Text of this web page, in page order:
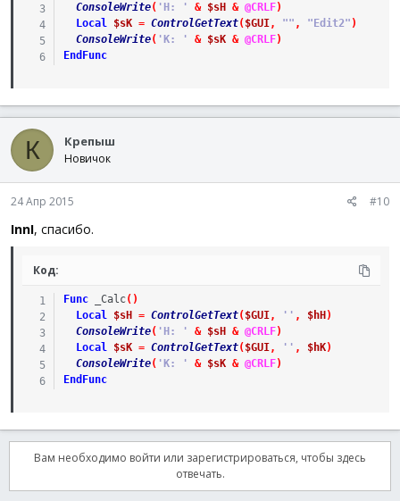
ConsoleWrite( 'H: ' & $sH & @CRLF)
Local
$sK = ControlGetText( $GUI, "" , "Edit2" )
ConsoleWrite( 'K: ' & $sK & @CRLF)
EndFunc
К Крепыш
Новичок
24 Апр 2015 #10
InnI, спасибо.
Код:
Func _Calc( )
Local
$sH = ControlGetText( $GUI, '' , $hH )
ConsoleWrite( 'H: ' & $sH & @CRLF)
Local
$sK = ControlGetText( $GUI, '' , $hK)
ConsoleWrite( 'K: ' & $sK & @CRLF)
EndFunc
Вам необходимо войти или зарегистрироваться, чтобы здесь
отвечать.